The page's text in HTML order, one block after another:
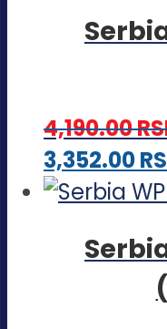
4,190.00
3,352.00